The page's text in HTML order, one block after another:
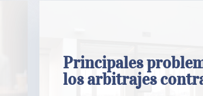
Principales
los arbitrajes
arbitrajes contra el COES
Prometheo